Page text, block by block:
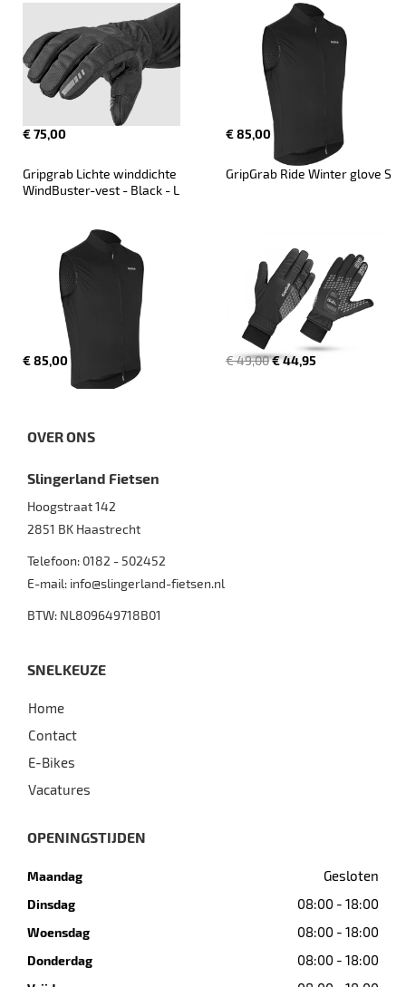
€ 75,00 € 85,00
Gripgrab Lichte winddichte
WindBuster-vest - Black - L
€ 85,00
GripGrab Ride Winter glove S
€ 49,00€ 44,95
OVER ONS
Slingerland Fietsen
Hoogstraat 142
2851 BK Haastrecht
Telefoon: 0182 - 502452
E-mail: info@slingerland-fietsen.nl
BTW: NL809649718B01
SNELKEUZE
Home
Contact
E-Bikes
Vacatures
OPENINGSTIJDEN
Maandag Gesloten
Dinsdag 08:00 - 18:00
Woensdag 08:00 - 18:00
Donderdag 08:00 - 18:00